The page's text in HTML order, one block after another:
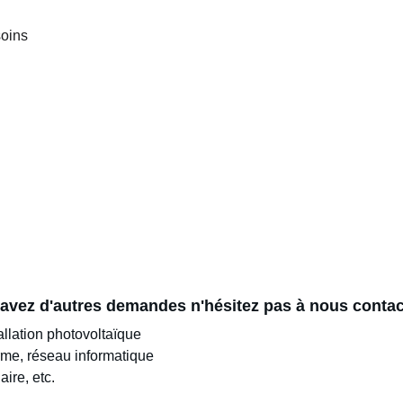
d'autres demandes n'hésitez pas à nous
photovoltaïque
réseau informatique
etc.